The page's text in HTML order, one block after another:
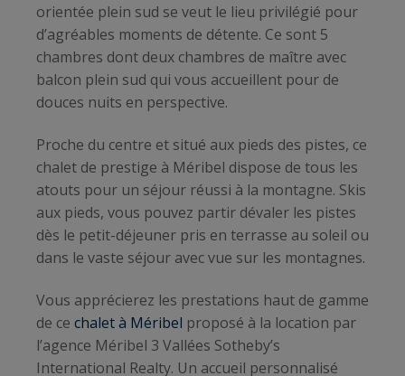
orientée plein sud se veut le lieu privilégié pour
d’agréables moments de détente. Ce sont 5
chambres dont deux chambres de maître avec
balcon plein sud qui vous accueillent pour de
douces nuits en perspective.
Proche du centre et situé aux pieds des pistes, ce
chalet de prestige à Méribel dispose de tous les
atouts pour un séjour réussi à la montagne. Skis
aux pieds, vous pouvez partir dévaler les pistes
dès le petit-déjeuner pris en terrasse au soleil ou
dans le vaste séjour avec vue sur les montagnes.
Vous apprécierez les prestations haut de gamme
de ce chalet à Méribel proposé à la location par
l’agence Méribel 3 Vallées Sotheby’s
International Realty. Un accueil personnalisé